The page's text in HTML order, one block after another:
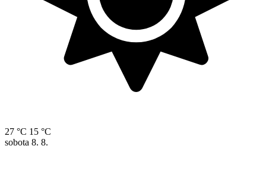
27 °C 15 °C
sobota 8. 8.